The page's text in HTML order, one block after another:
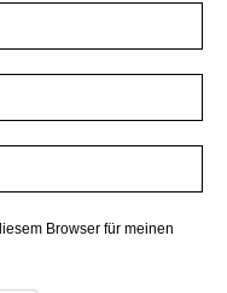
Browser für meinen